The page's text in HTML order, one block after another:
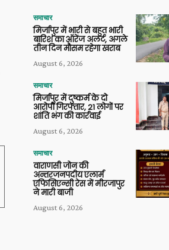
समाचार
मिर्जापुर में भारी से बहुत भारी
बारिश का ऑरेंज अलर्ट, अगले
तीन दिन मौसम रहेगा खराब
August 6, 2026
समाचार
मिर्जापुर में दुष्कर्म के दो
आरोपी गिरफ्तार, 21 लोगों पर
शांति भंग की कार्रवाई
August 6, 2026
समाचार
वाराणसी जोन की
अन्तरजनपदीय एलार्म
एफिसिएन्सी रेस में मीरजापुर
ने मारी बाजी
August 6, 2026